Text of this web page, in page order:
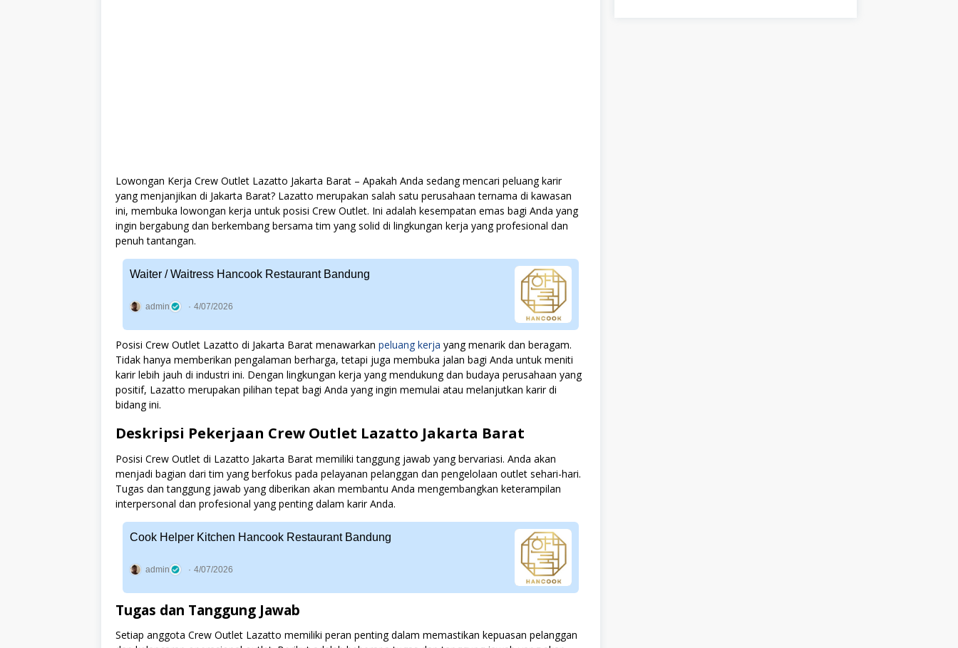
Lowongan Kerja Crew Outlet Lazatto Jakarta Barat – Apakah Anda sedang mencari peluang karir
yang menjanjikan di Jakarta Barat? Lazatto merupakan salah satu perusahaan ternama di kawasan
ini, membuka lowongan kerja untuk posisi Crew Outlet. Ini adalah kesempatan emas bagi Anda yang
ingin bergabung dan berkembang bersama tim yang solid di lingkungan kerja yang profesional dan
penuh tantangan.
Waiter / Waitress Hancook Restaurant Bandung
admin 4/07/2026
Posisi Crew Outlet Lazatto di Jakarta Barat menawarkan peluang kerja yang menarik dan beragam.
Tidak hanya memberikan pengalaman berharga, tetapi juga membuka jalan bagi Anda untuk meniti
karir lebih jauh di industri ini. Dengan lingkungan kerja yang mendukung dan budaya perusahaan yang
positif, Lazatto merupakan pilihan tepat bagi Anda yang ingin memulai atau melanjutkan karir di
bidang ini.
Deskripsi Pekerjaan Crew Outlet Lazatto Jakarta Barat
Posisi Crew Outlet di Lazatto Jakarta Barat memiliki tanggung jawab yang bervariasi. Anda akan
menjadi bagian dari tim yang berfokus pada pelayanan pelanggan dan pengelolaan outlet sehari-hari.
Tugas dan tanggung jawab yang diberikan akan membantu Anda mengembangkan keterampilan
interpersonal dan profesional yang penting dalam karir Anda.
Cook Helper Kitchen Hancook Restaurant Bandung
admin 4/07/2026
Tugas dan Tanggung Jawab
Setiap anggota Crew Outlet Lazatto memiliki peran penting dalam memastikan kepuasan pelanggan